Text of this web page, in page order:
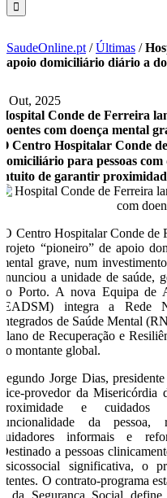
SaudeOnline.pt /Últimas /
apoio domiciliário diário a
2 Out, 2025
Hospital Conde de Ferreira
doentes com doença mental
O Centro Hospitalar Conde
domiciliário para pessoas
intuito de garantir
O Centro Hospitalar Conde de
projeto “pioneiro” de apoio
mental grave, num
anunciou a unidade de saúde,
do Porto. A nova Equipa de
(EADSM) integra a Rede
Integrados de Saúde Mental
Plano de Recuperação e
do montante global.
Segundo Jorge Dias,
vice-provedor da Misericórdia
proximidade e cuidados
funcionalidade da pessoa,
cuidadores informais e
Destinado a pessoas
psicossocial significativa, o
utentes. O contrato-programa
e da Segurança Social